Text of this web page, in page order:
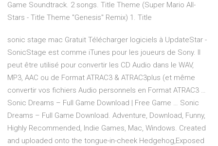
Game Soundtrack. 2 songs. Title Theme (Super Mario All-
Stars - Title Theme "Genesis" Remix) 1. Title
sonic stage mac Gratuit Télécharger logiciels à UpdateStar -
SonicStage est comme iTunes pour les joueurs de Sony. Il
peut être utilisé pour convertir les CD Audio dans le WAV,
MP3, AAC ou de Format ATRAC3 & ATRAC3plus (et même
convertir vos fichiers Audio personnels en Format ATRAC3 …
Sonic Dreams – Full Game Download | Free Game … Sonic
Dreams – Full Game Download. Adventure, Download, Funny,
Highly Recommended, Indie Games, Mac, Windows. Created
and uploaded onto the tongue-in-cheek Hedgehog,Exposed